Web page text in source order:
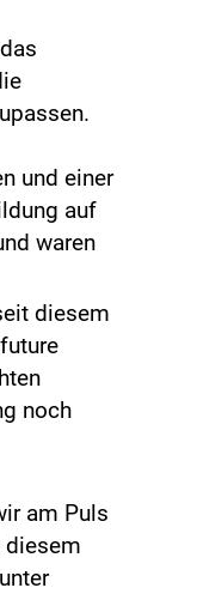
und einer
auf
waren
diesem
noch
am Puls
diesem